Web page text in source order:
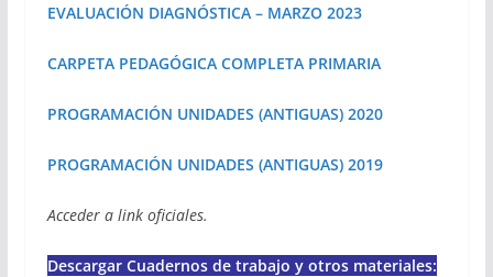
EVALUACIÓN DIAGNÓSTICA – MARZO 2023
CARPETA PEDAGÓGICA COMPLETA PRIMARIA
PROGRAMACIÓN UNIDADES (ANTIGUAS) 2020
PROGRAMACIÓN UNIDADES (ANTIGUAS) 2019
Acceder a link oficiales.
Descargar Cuadernos de trabajo y otros materiales: